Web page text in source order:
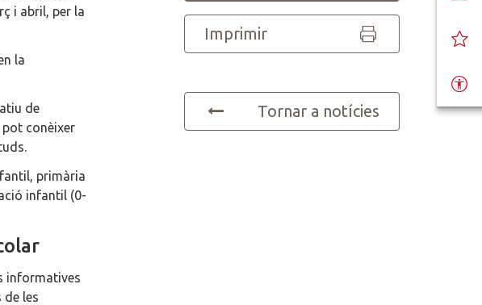
i abril, per la
la
de
pot conèixer
primària
infantil (0-
informatives
de les
Imprimir
Tornar a notícies